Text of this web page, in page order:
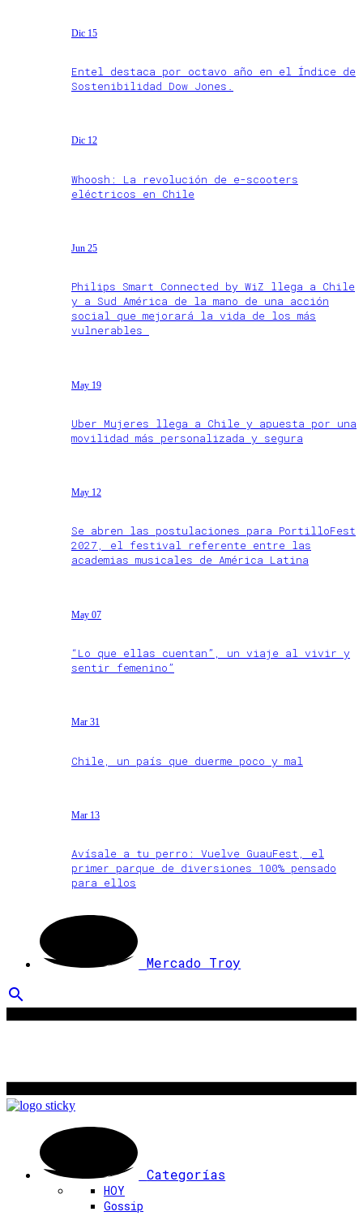
Dic 15
Entel destaca por octavo año en el Índice de
Sostenibilidad Dow Jones.
Dic 12
Whoosh: La revolución de e-scooters
eléctricos en Chile
Jun 25
Philips Smart Connected by WiZ llega a Chile
y a Sud América de la mano de una acción
social que mejorará la vida de los más
vulnerables
May 19
Uber Mujeres llega a Chile y apuesta por una
movilidad más personalizada y segura
May 12
Se abren las postulaciones para PortilloFest
2027, el festival referente entre las
academias musicales de América Latina
May 07
“Lo que ellas cuentan”, un viaje al vivir y
sentir femenino”
Mar 31
Chile, un país que duerme poco y mal
Mar 13
Avísale a tu perro: Vuelve GuauFest, el
primer parque de diversiones 100% pensado
para ellos
Mercado Troy
search
Categorías
HOY
Gossip